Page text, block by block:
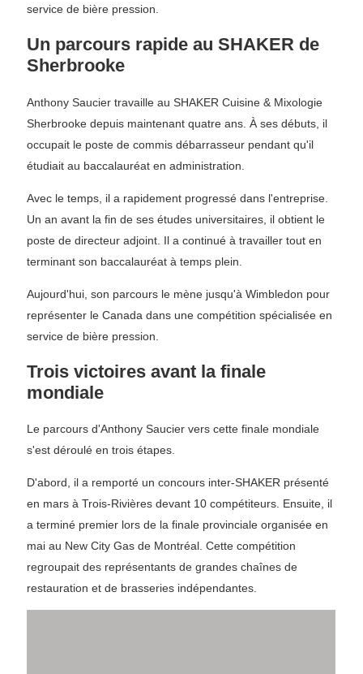
service de bière pression.
Un parcours rapide au SHAKER de
Sherbrooke
Anthony Saucier travaille au SHAKER Cuisine & Mixologie
Sherbrooke depuis maintenant quatre ans. À ses débuts, il
occupait le poste de commis débarrasseur pendant qu'il
étudiait au baccalauréat en administration.
Avec le temps, il a rapidement progressé dans l'entreprise.
Un an avant la fin de ses études universitaires, il obtient le
poste de directeur adjoint. Il a continué à travailler tout en
terminant son baccalauréat à temps plein.
Aujourd'hui, son parcours le mène jusqu'à Wimbledon pour
représenter le Canada dans une compétition spécialisée en
service de bière pression.
Trois victoires avant la finale
mondiale
Le parcours d'Anthony Saucier vers cette finale mondiale
s'est déroulé en trois étapes.
D'abord, il a remporté un concours inter-SHAKER présenté
en mars à Trois-Rivières devant 10 compétiteurs. Ensuite, il
a terminé premier lors de la finale provinciale organisée en
mai au New City Gas de Montréal. Cette compétition
regroupait des représentants de grandes chaînes de
restauration et de brasseries indépendantes.